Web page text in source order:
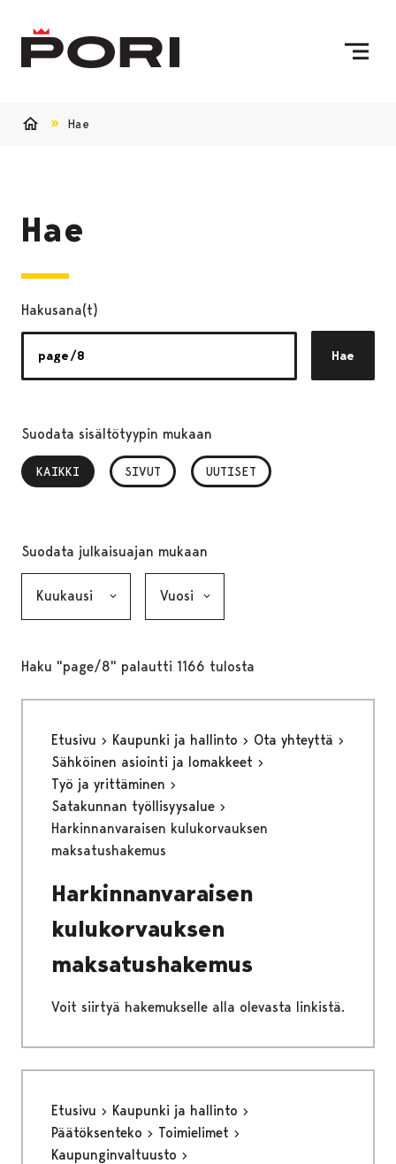
Hae
Hae
Hakusana(t)
Hae
Suodata sisältötyypin mukaan
KAIKKI
, VALITTU SIVUT UUTISET
Suodata julkaisuajan mukaan
Haku "page/8" palautti 1166 tulosta
Etusivu Kaupunki ja hallinto
Ota yhteyttä
Sähköinen asiointi ja lomakkeet
Työ ja yrittäminen
Satakunnan työllisyysalue
Harkinnanvaraisen kulukorvauksen
maksatushakemus
Harkinnanvaraisen
kulukorvauksen
maksatushakemus
Voit siirtyä hakemukselle alla olevasta linkistä.
Etusivu
Kaupunki ja hallinto
Päätöksenteko
Toimielimet
Kaupunginvaltuusto